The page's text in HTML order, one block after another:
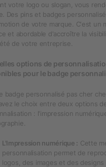
votre logo ou slogan, vous
Des pins et badges
de votre marque. C'est un
et abordable d'accroître la
de votre entreprise.
options de
pour le badge
badge personnalisé pas cher
le choix entre deux options
: l'impression
L'Impression numérique : Cette
personnalisation permet de
logos, des images et des designs